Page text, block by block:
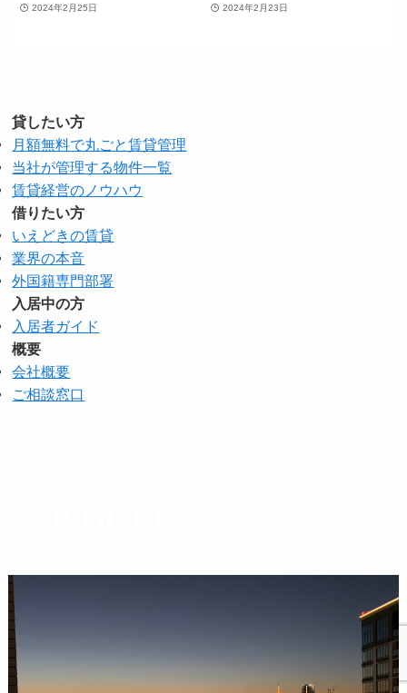
2024年2月25日 2024年2月23日
貸したい方
月額無料で丸ごと賃貸管理
当社が管理する物件一覧
賃貸経営のノウハウ
借りたい方
いえどきの賃貸
業界の本音
外国籍専門部署
入居中の方
入居者ガイド
概要
会社概要
ご相談窓口